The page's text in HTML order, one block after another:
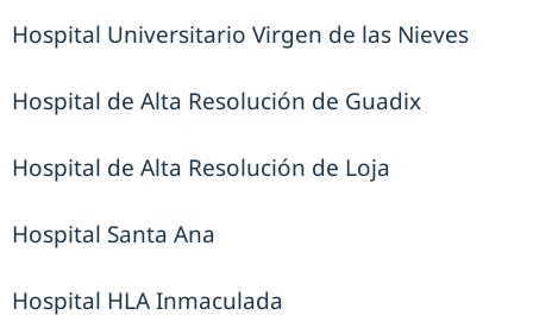
Hospital Universitario Virgen de las Nieves
Hospital de Alta Resolución de Guadix
Hospital de Alta Resolución de Loja
Hospital Santa Ana
Hospital HLA Inmaculada